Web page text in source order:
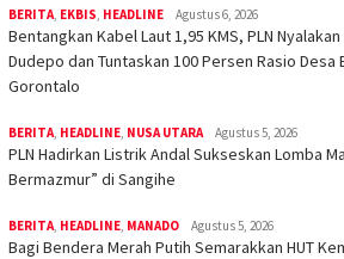
BERITA EKBIS HEADLINE Agustus 6, 2026
Bentangkan Kabel Laut 1,95 KMS, PLN
Dudepo dan Tuntaskan 100 Persen Rasio
Gorontalo
BERITA HEADLINE NUSA UTARA Agustus 5, 2026
PLN Hadirkan Listrik Andal Sukseskan Lomba
Bermazmur” di Sangihe
BERITA HEADLINE MANADO Agustus 5, 2026
Bagi Bendera Merah Putih Semarakkan HUT